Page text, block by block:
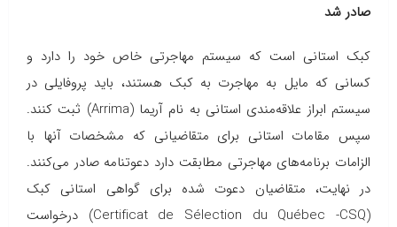
صادر شد
کبک استانی است که سیستم مهاجرتی خاص خود را دارد و
کسانی که مایل به مهاجرت به کبک هستند، باید پروفایلی در
سیستم ابراز علاقه‌مندی استانی به نام آریما (Arrima) ثبت کنند.
سپس مقامات استانی برای متقاضیانی که مشخصات آنها با
الزامات برنامه‌های مهاجرتی مطابقت دارد دعوتنامه صادر می‌کنند.
در نهایت، متقاضیان دعوت شده برای گواهی استانی کبک
(Certificat de Sélection du Québec -CSQ) درخواست